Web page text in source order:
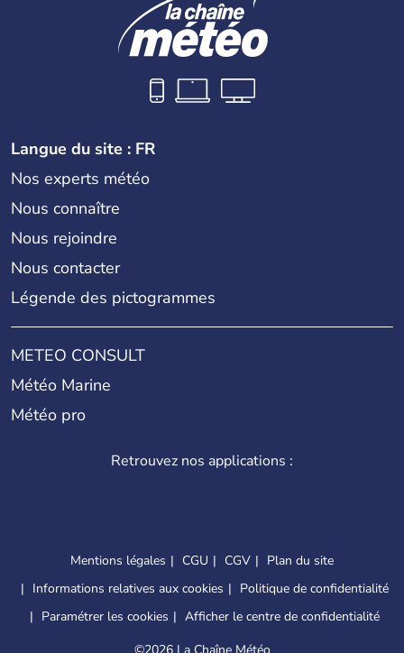
Langue du site : FR
Nos experts météo
Nous connaître
Nous rejoindre
Nous contacter
Légende des pictogrammes
METEO CONSULT
Météo Marine
Météo pro
Retrouvez nos applications :
Mentions légales CGU CGV
Plan du site
Informations relatives aux cookies
Politique de confidentialité
Paramétrer les cookies
Afficher le centre de confidentialité